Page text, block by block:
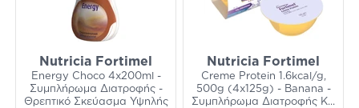
Nutricia Fortimel
Energy Choco 4x200ml -
Συμπλήρωμα Διατροφής -
Θρεπτικό Σκεύασμα Υψηλής
Nutricia Fortimel
Creme Protein 1.6kcal/g,
500g (4x125g) - Banana -
Συμπλήρωμα Διατροφής Κ...